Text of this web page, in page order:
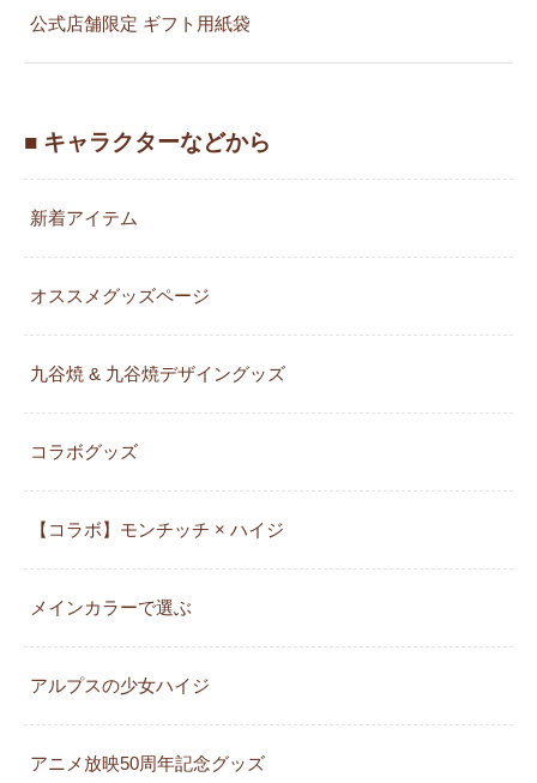
公式店舗限定 ギフト用紙袋
■ キャラクターなどから
新着アイテム
オススメグッズページ
九谷焼 & 九谷焼デザイングッズ
コラボグッズ
【コラボ】モンチッチ × ハイジ
メインカラーで選ぶ
アルプスの少女ハイジ
アニメ放映50周年記念グッズ